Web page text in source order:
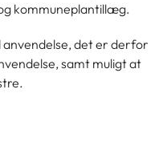
kommuneplantillæg.
det er derfor
samt muligt at